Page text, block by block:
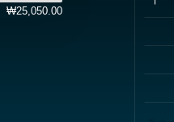
₩25,050.00